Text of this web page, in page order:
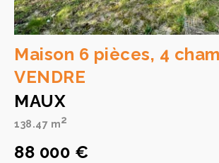
Maison 6 pièces, 4
VENDRE
MAUX
138.47 m2
88 000 €